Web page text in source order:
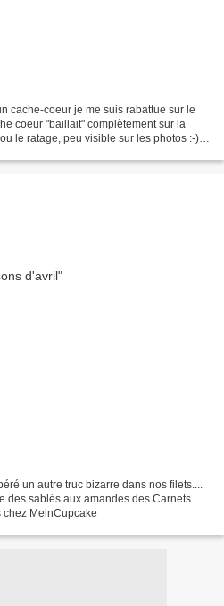
cache-coeur je me suis rabattue sur le
coeur "baillait" complètement sur la
le ratage, peu visible sur les photos :-)
un autre truc bizarre dans nos filets....
des sablés aux amandes des Carnets
chez MeinCupcake